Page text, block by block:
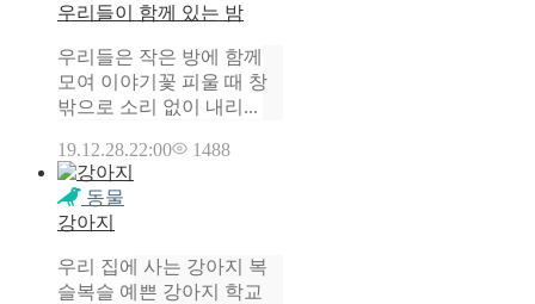
우리들이 함께 있는 밤
우리들은 작은 방에 함께
모여 이야기꽃 피울 때 창
밖으로 소리 없이 내리...
19.12.28.22:00 1488
동물
강아지
우리 집에 사는 강아지 복
슬복슬 예쁜 강아지 학교